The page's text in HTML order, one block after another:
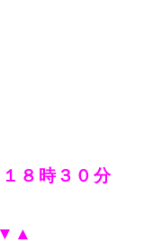
８時３０分